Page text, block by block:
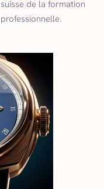
suisse de la formation
professionnelle.